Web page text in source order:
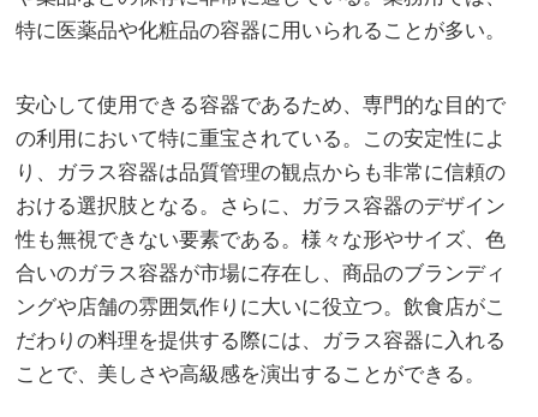
特に医薬品や化粧品の容器に用いられることが多い。
安心して使用できる容器であるため、専門的な目的で
の利用において特に重宝されている。この安定性によ
り、ガラス容器は品質管理の観点からも非常に信頼の
おける選択肢となる。さらに、ガラス容器のデザイン
性も無視できない要素である。様々な形やサイズ、色
合いのガラス容器が市場に存在し、商品のブランディ
ングや店舗の雰囲気作りに大いに役立つ。飲食店がこ
だわりの料理を提供する際には、ガラス容器に入れる
ことで、美しさや高級感を演出することができる。